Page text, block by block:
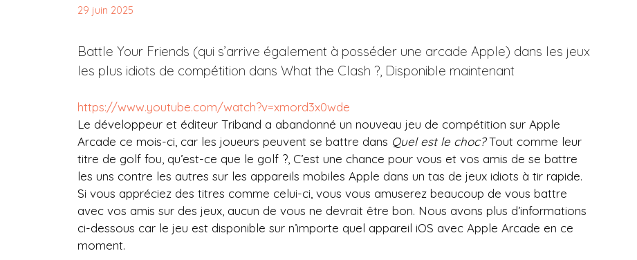
29 juin 2025
Battle Your Friends (qui s’arrive également à posséder une arcade Apple) dans les jeux
les plus idiots de compétition dans What the Clash ?, Disponible maintenant
https://www.youtube.com/watch?v=xmord3x0wde
Le développeur et éditeur Triband a abandonné un nouveau jeu de compétition sur Apple
Arcade ce mois-ci, car les joueurs peuvent se battre dans Quel est le choc?Tout comme leur
titre de golf fou, qu’est-ce que le golf ?, C’est une chance pour vous et vos amis de se battre
les uns contre les autres sur les appareils mobiles Apple dans un tas de jeux idiots à tir rapide.
Si vous appréciez des titres comme celui-ci, vous vous amuserez beaucoup de vous battre
avec vos amis sur des jeux, aucun de vous ne devrait être bon. Nous avons plus d’informations
ci-dessous car le jeu est disponible sur n’importe quel appareil iOS avec Apple Arcade en ce
moment.